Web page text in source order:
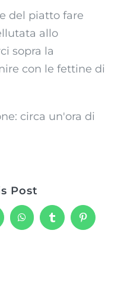
del piatto fare
allo
sopra la
con le fettine di
circa un'ora di
Post
WhatsAppTumblr Pinterest